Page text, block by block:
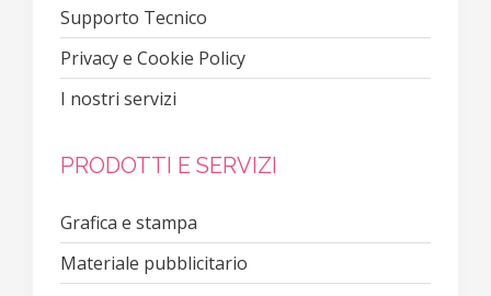
Supporto Tecnico
Privacy e Cookie Policy
I nostri servizi
PRODOTTI E SERVIZI
Grafica e stampa
Materiale pubblicitario